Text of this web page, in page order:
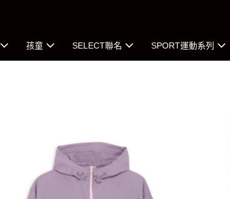
孩童 SELECT聯名 SPORT運動系列